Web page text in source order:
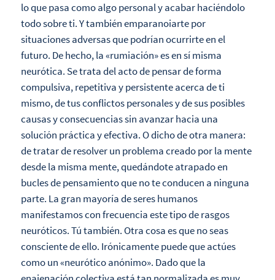
lo que pasa como algo personal y acabar haciéndolo
todo sobre ti. Y también emparanoiarte por
situaciones adversas que podrían ocurrirte en el
futuro. De hecho, la «rumiación» es en sí misma
neurótica. Se trata del acto de pensar de forma
compulsiva, repetitiva y persistente acerca de ti
mismo, de tus conflictos personales y de sus posibles
causas y consecuencias sin avanzar hacia una
solución práctica y efectiva. O dicho de otra manera:
de tratar de resolver un problema creado por la mente
desde la misma mente, quedándote atrapado en
bucles de pensamiento que no te conducen a ninguna
parte. La gran mayoría de seres humanos
manifestamos con frecuencia este tipo de rasgos
neuróticos. Tú también. Otra cosa es que no seas
consciente de ello. Irónicamente puede que actúes
como un «neurótico anónimo». Dado que la